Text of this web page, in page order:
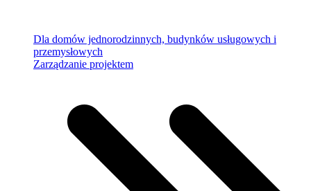
Dla domów jednorodzinnych, budynków usługowych i
przemysłowych
Zarządzanie projektem